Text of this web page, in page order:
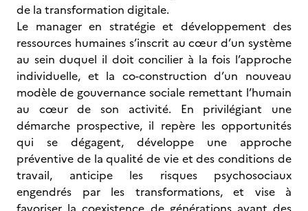
de la transformation digitale.
Le manager en stratégie et développement des
ressources humaines s’inscrit au cœur d’un système
au sein duquel il doit concilier à la fois l’approche
individuelle, et la co-construction d’un nouveau
modèle de gouvernance sociale remettant l’humain
au cœur de son activité. En privilégiant une
démarche prospective, il repère les opportunités
qui se dégagent, développe une approche
préventive de la qualité de vie et des conditions de
travail, anticipe les risques psychosociaux
engendrés par les transformations, et vise à